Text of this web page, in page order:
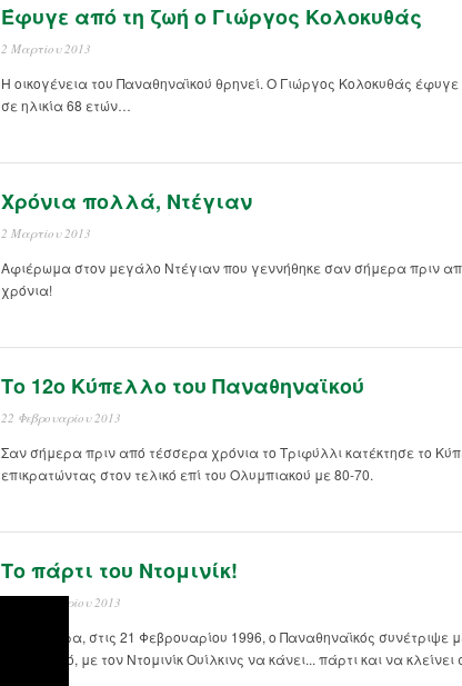
Έφυγε από τη ζωή ο Γιώργος Κολοκυθάς
2 Μαρτίου 2013
Η οικογένεια του Παναθηναϊκού θρηνεί. Ο Γιώργος Κολοκυθάς
σε ηλικία 68 ετών…
Χρόνια πολλά, Ντέγιαν
2 Μαρτίου 2013
Αφιέρωμα στον μεγάλο Ντέγιαν που γεννήθηκε σαν σήμερα πριν
χρόνια!
Το 12ο Κύπελλο του Παναθηναϊκού
22 Φεβρουαρίου 2013
Σαν σήμερα πριν από τέσσερα χρόνια το Τριφύλλι κατέκτησε το
επικρατώντας στον τελικό επί του Ολυμπιακού με 80-70.
Το πάρτι του Ντομινίκ!
21 Φεβρουαρίου 2013
Σαν σήμερα, στις 21 Φεβρουαρίου 1996, ο Παναθηναϊκός συνέτριψε
Ολυμπιακό, με τον Ντομινίκ Ουίλκινς να κάνει... πάρτι και να